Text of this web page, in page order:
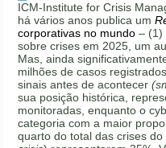
ICM-Institute for Crisis
há vários anos publica um
corporativas no mundo – (1)
sobre crises em 2025, um
Mas, ainda
milhões de casos
sinais antes de acontecer
sua posição histórica,
monitoradas, enquanto o
categoria com a maior
quarto do total das crises